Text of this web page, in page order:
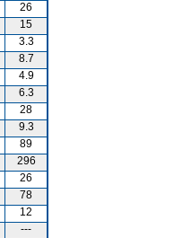
26
15
3.3
8.7
4.9
6.3
28
9.3
89
296
26
78
12
---